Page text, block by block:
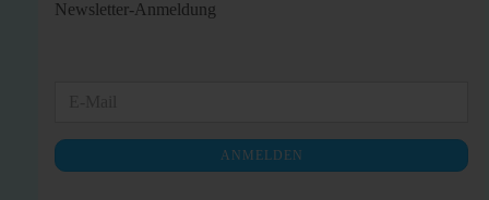
Newsletter-Anmeldung
NEWSLETTER-
ANMELDUNG
ANMELDEN